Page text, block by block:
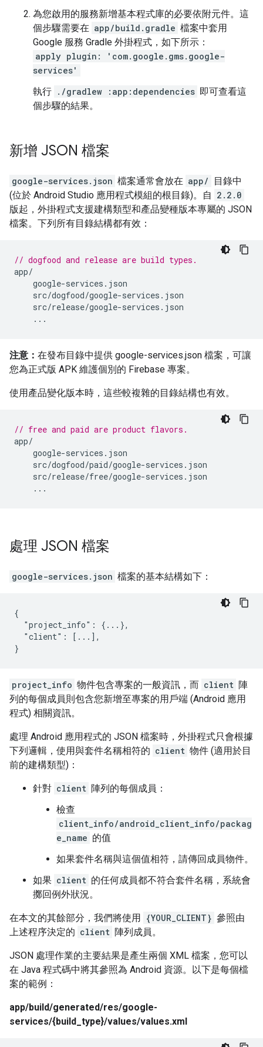
為您啟用的服務新增基本程式庫的必要依附元件。這
個步驟需要在 app/build.gradle 檔案中套用
Google 服務 Gradle 外掛程式，如下所示：
apply plugin: 'com.google.gms.google-
services'
執行 ./gradlew :app:dependencies 即可查看這
個步驟的結果。
新增 JSON 檔案
google-services.json 檔案通常會放在 app/
目錄中
(位於 Android Studio 應用程式模組的根目錄)。自 2.2.0
版起，外掛程式支援建構類型和產品變種版本專屬的 JSON
檔案。下列所有目錄結構都有效：
// dogfood and release are build types.
app/
google-services . json
src/dogfood/google-services . json
src/release/google-services . json
...
注意： 在發布目錄中提供 google-services.json 檔案，可讓
您為正式版 APK 維護個別的 Firebase 專案。
使用產品變化版本時，這些較複雜的目錄結構也有效。
// free and paid are product flavors.
app/
google-services . json
src/dogfood/paid/google-services . json
src/release/free/google-services . json
...
處理 JSON 檔案
google-services.json 檔案的基本結構如下：
{
  "project_info": {...},
  "client": [...],
}
project_info 物件包含專案的一般資訊，而 client 陣
列的每個成員則包含您新增至專案的用戶端 (Android 應用
程式) 相關資訊。
處理 Android 應用程式的 JSON 檔案時，外掛程式只會根據
下列邏輯，使用與套件名稱相符的 client 物件 (適用於目
前的建構類型)：
針對 client 陣列的每個成員：
檢查
client_info/android_client_info/packag
e_name 的值
如果套件名稱與這個值相符，請傳回成員物件。
如果 client 的任何成員都不符合套件名稱，系統會
擲回例外狀況。
在本文的其餘部分，我們將使用 {YOUR_CLIENT} 參照由
上述程序決定的 client 陣列成員。
JSON 處理作業的主要結果是產生兩個 XML 檔案，您可以
在 Java 程式碼中將其參照為 Android 資源。以下是每個檔
案的範例：
app/build/generated/res/google-
services/{build_type}/values/values.xml